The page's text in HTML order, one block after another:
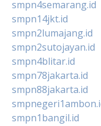
smpn4semarang.id
smpn14jkt.id
smpn2lumajang.id
smpn2sutojayan.id
smpn4blitar.id
smpn78jakarta.id
smpn88jakarta.id
smpn1bangil.id